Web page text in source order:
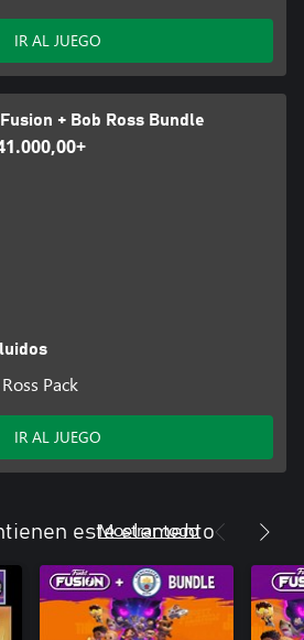
IR AL JUEGO
+ Bob Ross Bundle
Pack
IR AL JUEGO
este elemento
Mostrar todo